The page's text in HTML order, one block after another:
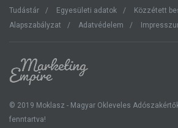
Tudástár Egyesületi adatok
Közzétett
Alapszabályzat
Adatvédelem
© 2019 Moklasz - Magyar Okleveles
fenntartva!